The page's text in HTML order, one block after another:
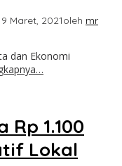
Maret, 2021oleh mr
dan Ekonomi
Rp 1.100
Lokal